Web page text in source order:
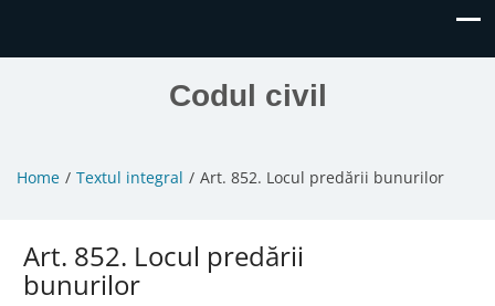
Codul civil
Home Textul integral Art. 852. Locul predării bunurilor
Art. 852. Locul predării
bunurilor